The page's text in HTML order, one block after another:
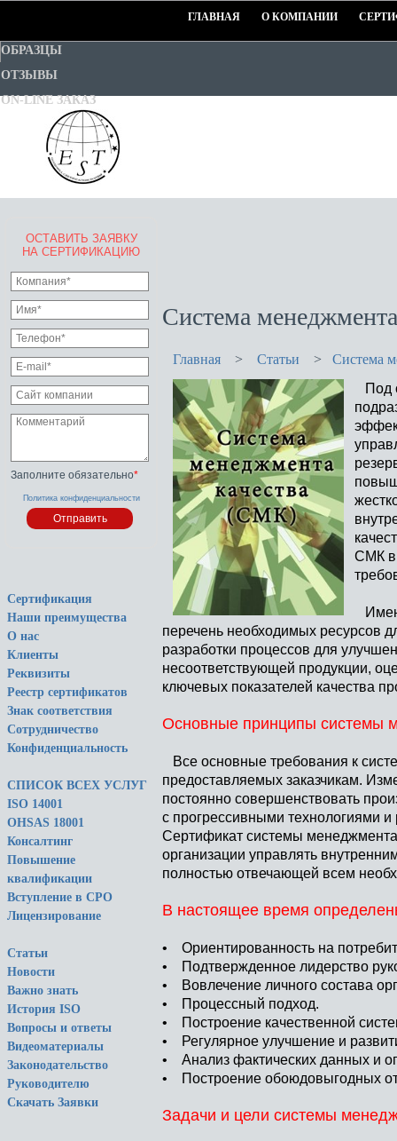
ГЛАВНАЯ О КОМПАНИИ
ОБРАЗЦЫ
ОТЗЫВЫ
ON-LINE ЗАКАЗ
ОСТАВИТЬ ЗАЯВКУ
НА СЕРТИФИКАЦИЮ
Заполните обязательно*
Политика конфиденциальности
Сертификация
Наши преимущества
О нас
Клиенты
Реквизиты
Реестр сертификатов
Знак соответствия
Сотрудничество
Конфиденциальность
СПИСОК ВСЕХ УСЛУГ
ISO 14001
OHSAS 18001
Консалтинг
Повышение
квалификации
Вступление в СРО
Лицензирование
Статьи
Новости
Важно знать
История ISO
Вопросы и ответы
Видеоматериалы
Законодательство
Руководителю
Скачать Заявки
Система
Главная > Статьи > Система
Под
СМК в
перечень необходимых ресурсов
разработки процессов для
несоответствующей продукции,
ключевых показателей качества
Основные принципы системы
Все основные требования к
предоставляемых заказчикам.
постоянно совершенствовать
с прогрессивными технологиями
Сертификат системы менеджмента
организации управлять
полностью отвечающей всем
В настоящее время
• Ориентированность на
• Подтвержденное лидерство
• Вовлечение личного состава
• Процессный подход.
• Построение качественной
• Регулярное улучшение и
• Анализ фактических данных и
• Построение обоюдовыгодных
Задачи и цели системы